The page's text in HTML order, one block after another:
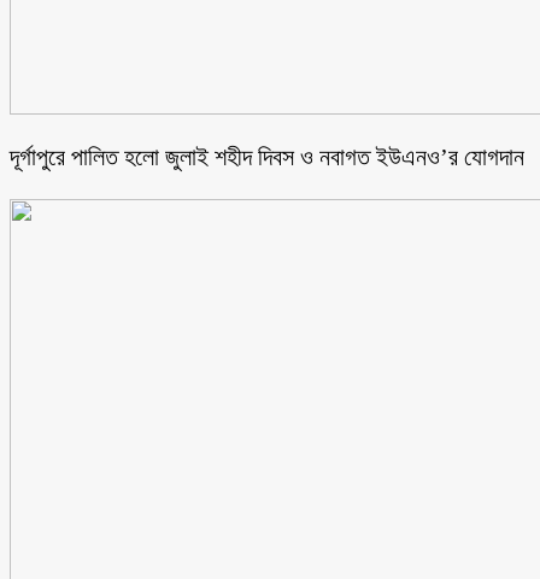
‎দূর্গাপুরে পালিত হলো জুলাই শহীদ দিবস ও নবাগত ইউএনও’র যোগদান ‎